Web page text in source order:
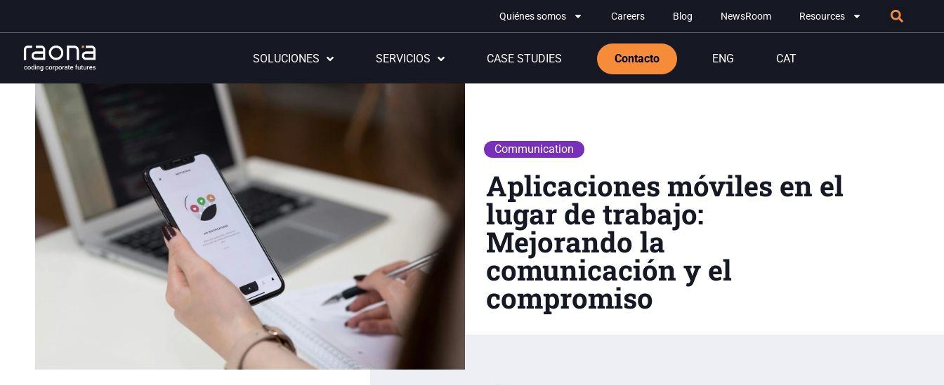
Quiénes somos Careers Blog NewsRoom Resources
SOLUCIONES SERVICIOS CASE STUDIES Contacto ENG CAT
Communication
Aplicaciones móviles en el
lugar de trabajo:
Mejorando la
comunicación y el
compromiso